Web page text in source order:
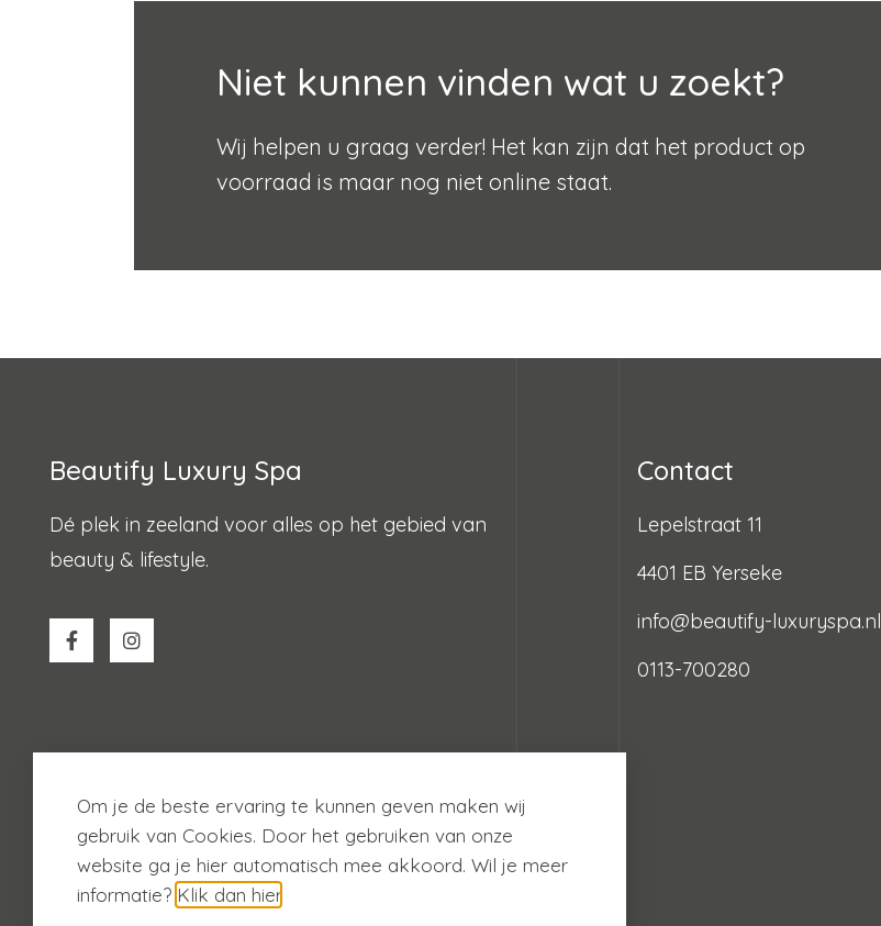
Niet kunnen vinden wat u zoekt?
Wij helpen u graag verder! Het kan zijn dat het product op
voorraad is maar nog niet online staat.
Beautify Luxury Spa
Dé plek in zeeland voor alles op het gebied van
beauty & lifestyle.
Contact
Lepelstraat 11
4401 EB Yerseke
info@beautify-luxuryspa.nl
0113-700280
© 2026 Beautify
Om je de beste ervaring te kunnen geven maken wij
gebruik van Cookies. Door het gebruiken van onze
website ga je hier automatisch mee akkoord. Wil je meer
informatie? Klik dan hier